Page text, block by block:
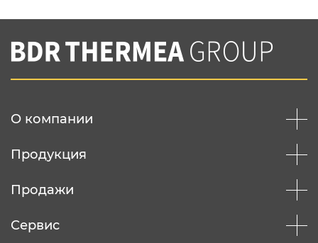
Вы соглашаетесь с нашей политикой
конфеденциальности
О компании
Продукция
Продажи
Сервис